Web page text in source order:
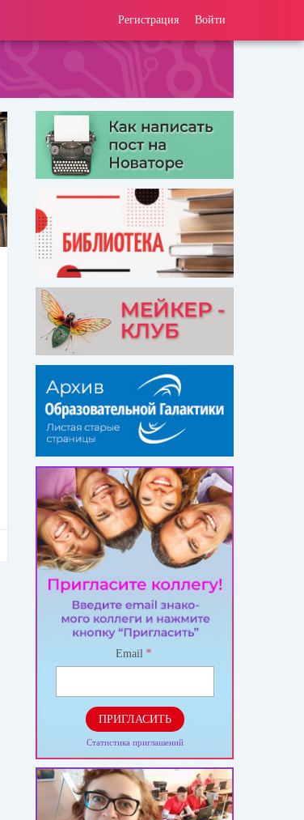
Регистрация Войти
Email *
ПРИГЛАСИТЬ
Статистика приглашений